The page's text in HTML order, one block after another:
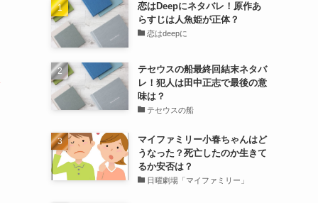
恋はDeepにネタバレ！原作あ
らすじは人魚姫が正体？
恋はdeepに
テセウスの船最終回結末ネタバ
レ！犯人は田中正志で最後の意
味は？
テセウスの船
マイファミリー小春ちゃんはど
うなった？死亡したのか生きて
るか安否は？
日曜劇場「マイファミリー」